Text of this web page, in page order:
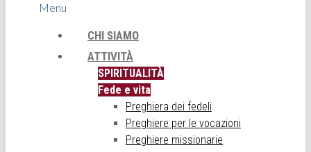
Menu
CHI SIAMO
ATTIVITÀ
SPIRITUALITÀ
Fede e vita
Preghiera dei fedeli
Preghiere per le vocazioni
Preghiere missionarie